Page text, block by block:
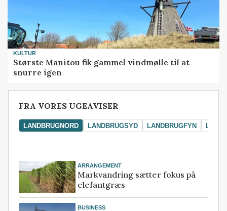
KULTUR
Største Manitou fik gammel vindmølle til at
snurre igen
FRA VORES UGEAVISER
LANDBRUGNORD LANDBRUGSYD LANDBRUGFYN
ARRANGEMENT
Markvandring sætter fokus på
elefantgræs
BUSINESS